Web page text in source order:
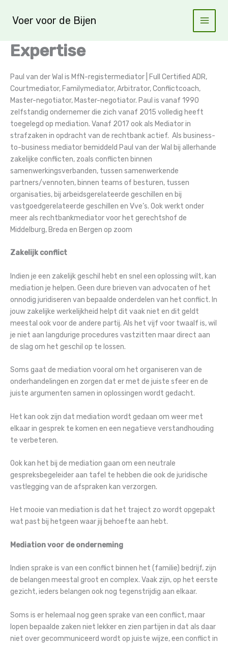
naarVoer voor de Bijen
Expertise
Paul van der Wal is MfN-registermediator | Full Certified ADR,
Courtmediator, Familymediator, Arbitrator, Conflictcoach,
Master-negotiator, Master-negotiator. Paul is vanaf 1990
zelfstandig ondernemer die zich vanaf 2015 volledig heeft
toegelegd op mediation. Vanaf 2017 ook als Mediator in
strafzaken in opdracht van de rechtbank actief. Als business-
to-business mediator bemiddeld Paul van der Wal bij allerhande
zakelijke conflicten, zoals conflicten binnen
samenwerkingsverbanden, tussen samenwerkende
partners/vennoten, binnen teams of besturen, tussen
organisaties, bij arbeidsgerelateerde geschillen en bij
vastgoedgerelateerde geschillen en Vve’s. Ook werkt onder
meer als rechtbankmediator voor het gerechtshof de
Middelburg, Breda en Bergen op zoom
Zakelijk conflict
Indien je een zakelijk geschil hebt en snel een oplossing wilt, kan
mediation je helpen. Geen dure brieven van advocaten of het
onnodig juridiseren van bepaalde onderdelen van het conflict. In
jouw zakelijke werkelijkheid helpt dit vaak niet en dit geldt
meestal ook voor de andere partij. Als het vijf voor twaalf is, wil
je niet aan langdurige procedures vastzitten maar direct aan
de slag om het geschil op te lossen.
Soms gaat de mediation vooral om het organiseren van de
onderhandelingen en zorgen dat er met de juiste sfeer en de
juiste argumenten samen in oplossingen wordt gedacht.
Het kan ook zijn dat mediation wordt gedaan om weer met
elkaar in gesprek te komen en een negatieve verstandhouding
te verbeteren.
Ook kan het bij de mediation gaan om een neutrale
gespreksbegeleider aan tafel te hebben die ook de juridische
vastlegging van de afspraken kan verzorgen.
Het mooie van mediation is dat het traject zo wordt opgepakt
wat past bij hetgeen waar jij behoefte aan hebt.
Mediation voor de onderneming
Indien sprake is van een conflict binnen het (familie) bedrijf, zijn
de belangen meestal groot en complex. Vaak zijn, op het eerste
gezicht, ieders belangen ook nog tegenstrijdig aan elkaar.
Soms is er helemaal nog geen sprake van een conflict, maar
lopen bepaalde zaken niet lekker en zien partijen in dat als daar
niet over gecommuniceerd wordt op juiste wijze, een conflict in